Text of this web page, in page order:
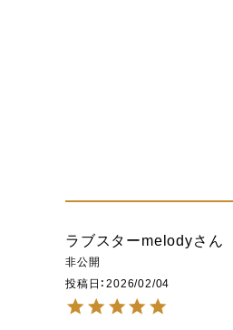
ラブスターmelody
非公開
投稿日
2026/02/04